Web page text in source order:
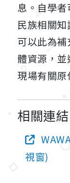
息。自學
民族相關
可以此為
體資源，
現場有關原
相關連結
視窗)